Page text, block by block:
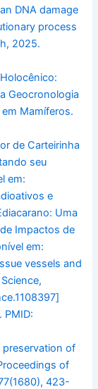
DNA damage
process
2025.
Geocronologia
Mamíferos.
de Carteirinha
seu
em:
e
Uma
Impactos de
em:
vessels and
PMID:
preservation of
of
423-